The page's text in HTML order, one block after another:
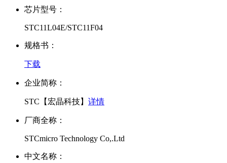
芯片型号：
STC11L04E/STC11F04
规格书：
下载
企业简称：
STC【宏晶科技】 详情
厂商全称：
STCmicro Technology Co,.Ltd
中文名称：